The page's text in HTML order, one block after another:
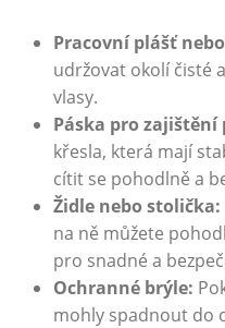
Pracovní plášť
udržovat okolí čisté
vlasy.
Páska pro zajištění
křesla, která mají
cítit se pohodlně a
Židle nebo stolička:
na ně můžete
pro snadné a
Ochranné brýle:
mohly spadnout do